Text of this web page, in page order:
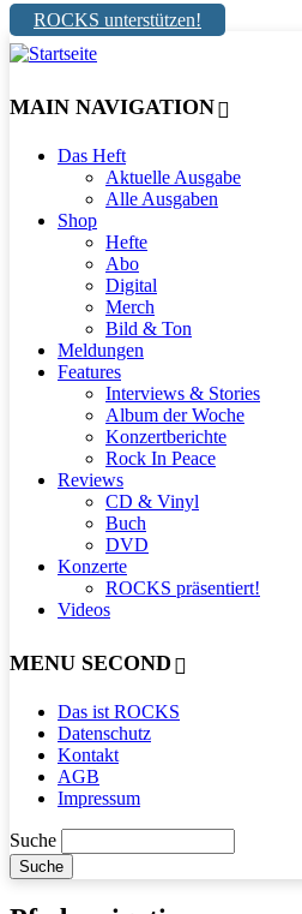
ROCKS unterstützen!
MAIN NAVIGATION
Das Heft
Aktuelle Ausgabe
Alle Ausgaben
Shop
Hefte
Abo
Digital
Merch
Bild & Ton
Meldungen
Features
Interviews & Stories
Album der Woche
Konzertberichte
Rock In Peace
Reviews
CD & Vinyl
Buch
DVD
Konzerte
ROCKS präsentiert!
Videos
MENU SECOND
Das ist ROCKS
Datenschutz
Kontakt
AGB
Impressum
Suche